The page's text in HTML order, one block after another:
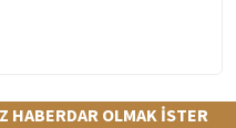
HABERDAR OLMAK İSTER